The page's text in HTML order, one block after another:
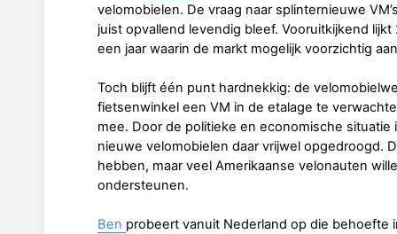
velomobielen. De vraag naar splinternieuwe
juist opvallend levendig bleef. Vooruitkijkend
een jaar waarin de markt mogelijk voorzichtig
Toch blijft één punt hardnekkig: de
fietsenwinkel een VM in de etalage te
mee. Door de politieke en economische
nieuwe velomobielen daar vrijwel opgedroogd.
hebben, maar veel Amerikaanse velonauten
ondersteunen.
Ben probeert vanuit Nederland op die behoefte